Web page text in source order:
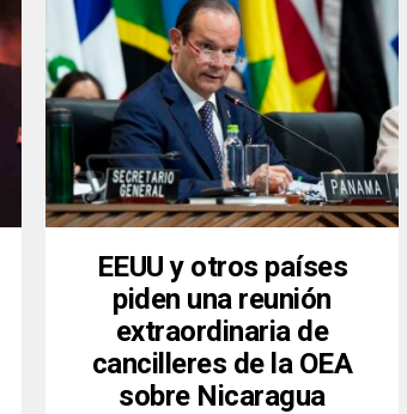
EEUU y otros países
piden una reunión
extraordinaria de
cancilleres de la OEA
sobre Nicaragua